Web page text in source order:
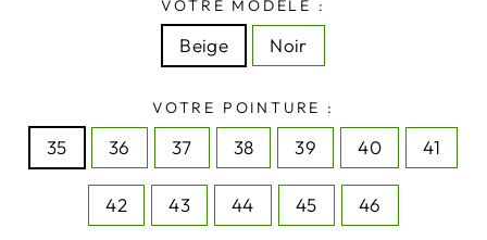
VOTRE MODÈLE :
Beige Noir
VOTRE POINTURE :
35 36 37 38 39 40 41
42 43 44 45 46